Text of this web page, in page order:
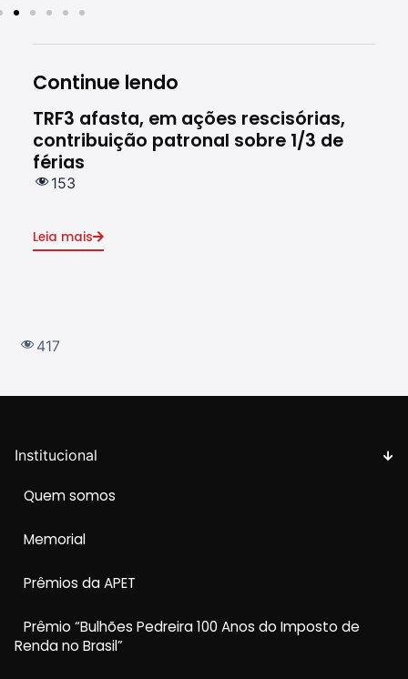
Continue lendo
TRF3 afasta, em ações rescisórias,
contribuição patronal sobre 1/3 de
férias
153
Leia mais
417
Institucional
Quem somos
Memorial
Prêmios da APET
Prêmio “Bulhões Pedreira 100 Anos do Imposto de
Renda no Brasil”